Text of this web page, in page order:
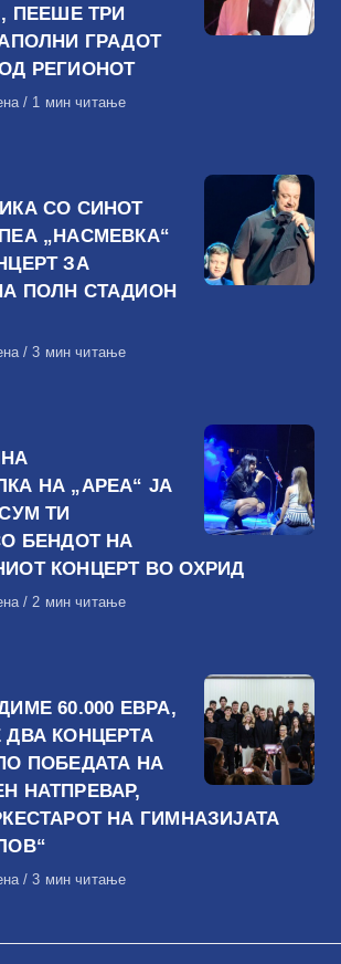
ПЕЕШЕ ТРИ
ГРАДОТ
РЕГИОНОТ
1 мин читање
СО СИНОТ
„НАСМЕВКА“
ЗА
ПОЛН СТАДИОН
3 мин читање
НА „АРЕА“ ЈА
ТИ
БЕНДОТ НА
КОНЦЕРТ ВО ОХРИД
2 мин читање
60.000 ЕВРА,
КОНЦЕРТА
ПОБЕДАТА НА
НАТПРЕВАР,
НА ГИМНАЗИЈАТА
3 мин читање